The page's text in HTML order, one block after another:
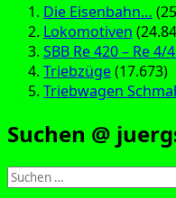
Die Eisenbahn…
Lokomotiven
SBB Re 420 – Re 4/
Triebzüge(17.673)
Triebwagen
Suchen @
Suchen